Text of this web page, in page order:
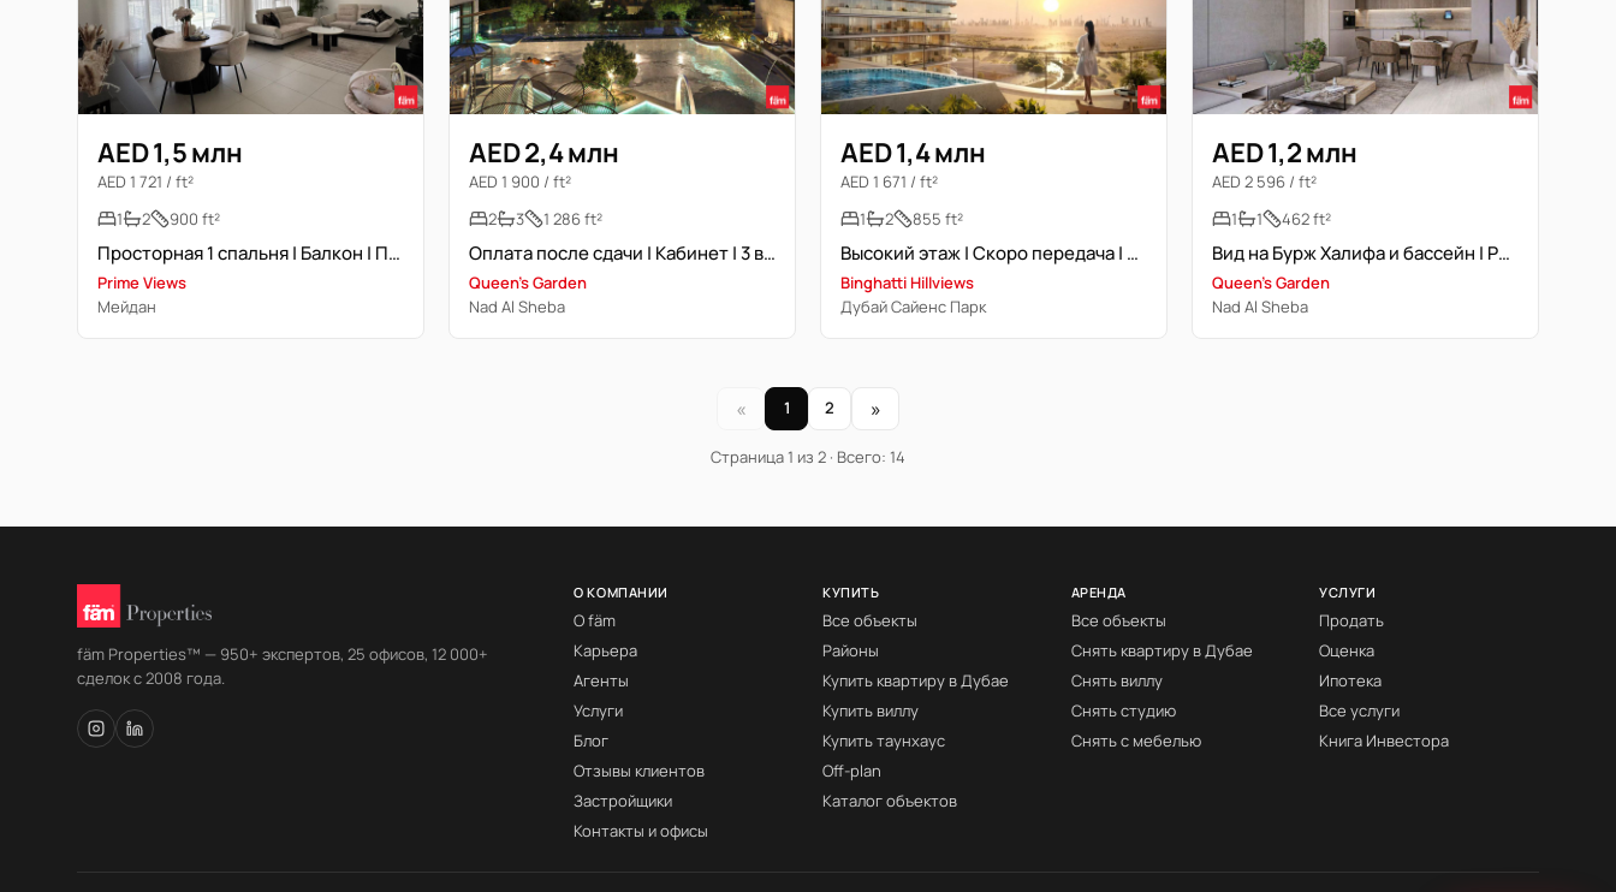
AED 1,5 млн
AED 1 721 / ft²
1
2 900 ft²
Просторная 1 спальня | Балкон | Прачечная
Prime Views
Мейдан
AED 2,4 млн
AED 1 900 / ft²
2
3 1 286 ft²
Оплата после сдачи | Кабинет | 3 ванные | Вид на парк
Queen's Garden
Nad Al Sheba
AED 1,4 млн
AED 1 671 / ft²
1
2 855 ft²
Высокий этаж | Скоро передача | Вид на парк | Угловая планировка
Binghatti Hillviews
Дубай Сайенс Парк
AED 1,2 млн
AED 2 596 / ft²
1
1 462 ft²
Вид на Бурж Халифа и бассейн | Post Handover Off-plan
Queen's Garden
Nad Al Sheba
« 1 2 »
Страница 1 из 2 · Всего: 14
fäm Properties™ — 950+ экспертов, 25 офисов, 12 000+
сделок с 2008 года.
О КОМПАНИИ
О fäm
Карьера
Агенты
Услуги
Блог
Отзывы клиентов
Застройщики
Контакты и офисы
КУПИТЬ
Все объекты
Районы
Купить квартиру в Дубае
Купить виллу
Купить таунхаус
Off-plan
Каталог объектов
АРЕНДА
Все объекты
Снять квартиру в Дубае
Снять виллу
Снять студию
Снять с мебелью
УСЛУГИ
Продать
Оценка
Ипотека
Все услуги
Книга Инвестора